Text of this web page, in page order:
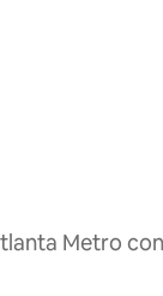
Metro